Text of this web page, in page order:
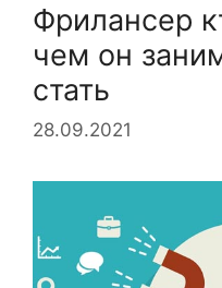
Фрилансер
чем он
стать
28.09.2021